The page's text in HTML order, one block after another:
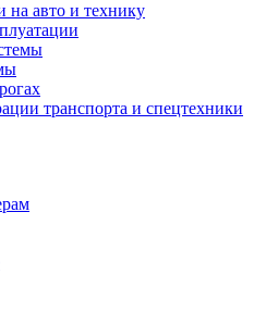
на авто и технику
транспорта и спецтехники